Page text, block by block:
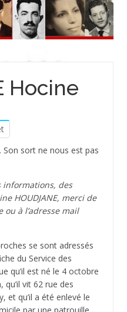
Hocine
sort ne nous est pas
informations, des
HOUDJANE, merci de
à l’adresse mail
se sont adressés
du Service des
qu’il est né le 4 octobre
qu’il vit 62 rue des
et qu’il a été enlevé le